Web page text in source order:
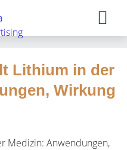
Lithium in der
Wirkung
Medizin: Anwendungen,